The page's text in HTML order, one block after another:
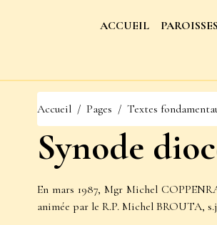
ACCUEIL PAROISSES
Accueil Pages Textes
Synode
En mars 1987, Mgr Michel
animée par le R.P. Michel BROUTA,